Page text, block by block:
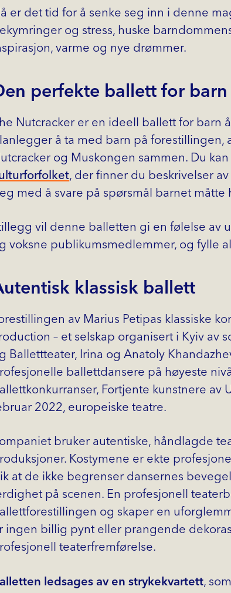
er det tid for å senke seg inn i denne
og stress, huske
varme og nye drømmer.
perfekte ballett for barn
Nutcracker er en ideell ballett for barn
å ta med barn på forestillingen,
og Muskongen sammen. Du
, der finner du beskrivelser
med å svare på spørsmål barnet måtte
vil denne balletten gi en følelse av
voksne publikumsmedlemmer, og fylle
klassisk ballett
av Marius Petipas klassiske
– et selskap organisert i Kyiv av
Ballettteater, Irina og Anatoly
ballettdansere på høyeste
Fortjente kunstnere av
2022, europeiske teatre.
bruker autentiske, håndlagde
Kostymene er ekte
at de ikke begrenser dansernes
på scenen. En profesjonell
og skaper en
ingen billig pynt eller prangende
teaterfremførelse.
ledsages av en strykekvartett,